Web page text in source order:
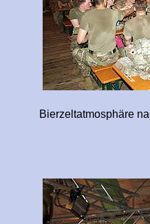
Bierzeltatmosphäre nach